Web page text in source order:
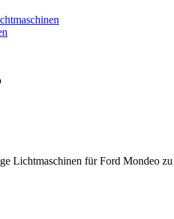
Lichtmaschinen für Ford Mondeo